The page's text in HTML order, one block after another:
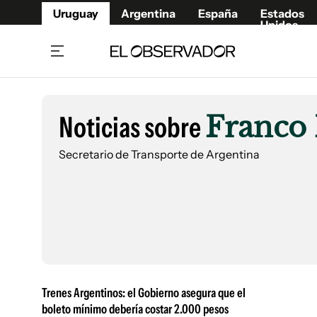
Uruguay Argentina España
Estados
Unidos
Beneficios Member
Referí
Cultura y Espectáculos
Ahora en:
15°C
Viernes:
Noticias sobreFranco
Secretario de Transporte de Argentina
Trenes Argentinos: el Gobierno asegura que el
boleto mínimo debería costar 2.000 pesos